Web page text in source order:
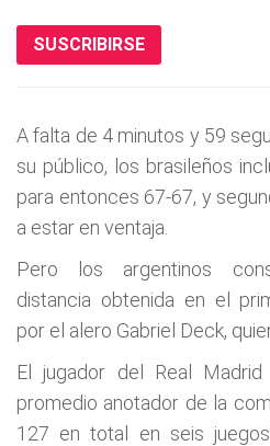
SUSCRIBIRSE
A falta de 4 minutos y 59
su público, los brasileños
para entonces 67-67, y
a estar en ventaja.
Pero los argentinos
distancia obtenida en el
por el alero Gabriel Deck,
El jugador del Real
promedio anotador de la
127 en total en seis